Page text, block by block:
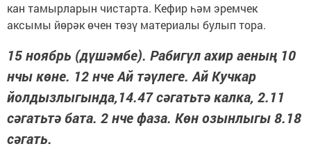
кан тамырларын чистарта. Кефир һәм эремчек
аксымы йөрәк өчен төзү материалы булып тора.
15 ноябрь (дүшәмбе). Рабигүл ахир аеның 10
нчы көне. 12 нче Ай тәүлеге. Ай Кучкар
йолдызлыгында,14.47 сәгатьтә калка, 2.11
сәгатьтә бата. 2 нче фаза. Көн озынлыгы 8.18
сәгать.